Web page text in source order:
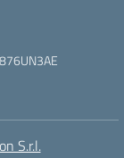
S.r.l.